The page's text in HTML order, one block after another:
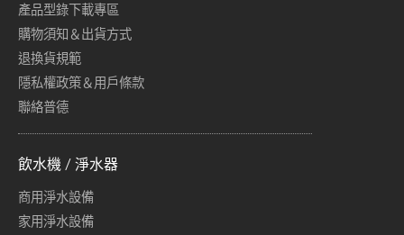
產品型錄下載專區
購物須知＆出貨方式
退換貨規範
隱私權政策＆用戶條款
聯絡普德
飲水機 / 淨水器
商用淨水設備
家用淨水設備